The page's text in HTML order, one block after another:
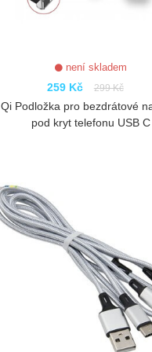
není skladem
259 Kč 299 Kč
Qi Podložka pro bezdrátové
pod kryt telefonu USB C